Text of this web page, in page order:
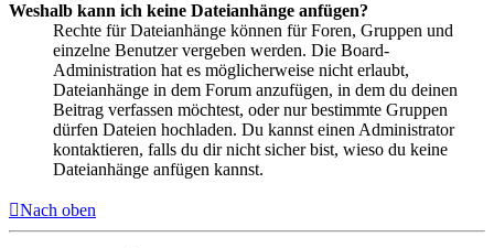
Weshalb kann ich keine Dateianhänge anfügen?
Rechte für Dateianhänge können für Foren, Gruppen und
einzelne Benutzer vergeben werden. Die Board-
Administration hat es möglicherweise nicht erlaubt,
Dateianhänge in dem Forum anzufügen, in dem du deinen
Beitrag verfassen möchtest, oder nur bestimmte Gruppen
dürfen Dateien hochladen. Du kannst einen Administrator
kontaktieren, falls du dir nicht sicher bist, wieso du keine
Dateianhänge anfügen kannst.
Nach oben